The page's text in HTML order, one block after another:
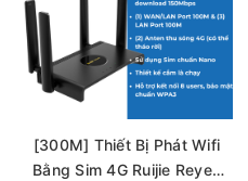
[300M] Thiết Bị Phát Wifi
Bằng Sim 4G Ruijie Reyee